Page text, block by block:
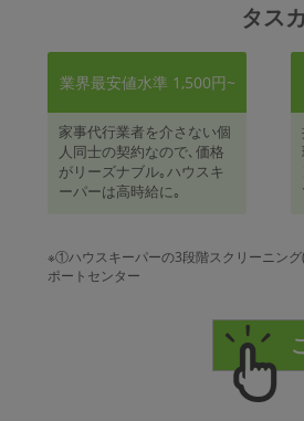
タス
業界最安値水準 1,500円~
家事代行業者を介さない個
人同士の契約なので､価格
がリーズナブル｡ハウスキ
ーパーは高時給に｡
※①ハウスキーパーの3段階スクリーニン
ポートセンター